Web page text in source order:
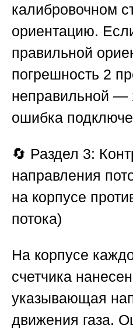
калибровочном
ориентацию.
правильной
погрешность 2
неправильной —
ошибка
🔄 Раздел 3:
направления
на корпусе
потока)
На корпусе
счетчика
указывающая
движения газа.